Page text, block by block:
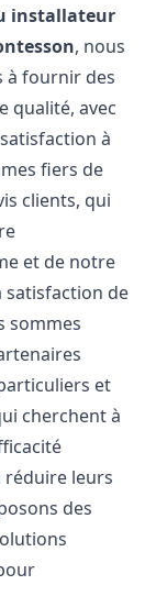
installateur
, nous
à fournir des
qualité, avec
à
fiers de
clients, qui
et de notre
satisfaction de
sommes
et
cherchent à
réduire leurs
des